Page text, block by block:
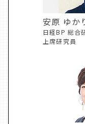
安原 ゆか
日経BP 総合
上席研究員